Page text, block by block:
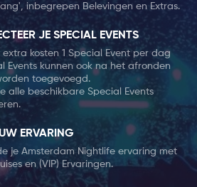
inbegrepen Belevingen en Extras.
JE SPECIAL EVENTS
kosten 1 Special Event per dag
Events kunnen ook na het afronden
toegevoegd.
alle beschikbare Special Events
ERVARING
je Amsterdam Nightlife ervaring met
en (VIP) Ervaringen.